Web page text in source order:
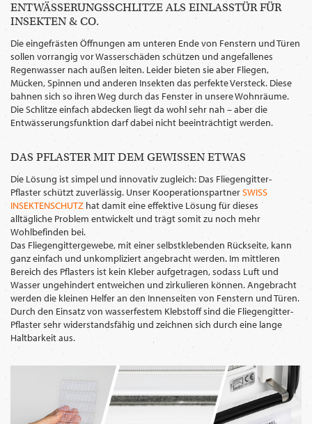
ENTWÄSSERUNGSSCHLITZE ALS EINLASSTÜR FÜR
INSEKTEN & CO.
Die eingefrästen Öffnungen am unteren Ende von Fenstern und Türen
sollen vorrangig vor Wasserschäden schützen und angefallenes
Regenwasser nach außen leiten. Leider bieten sie aber Fliegen,
Mücken, Spinnen und anderen Insekten das perfekte Versteck. Diese
bahnen sich so ihren Weg durch das Fenster in unsere Wohnräume.
Die Schlitze einfach abdecken liegt da wohl sehr nah – aber die
Entwässerungsfunktion darf dabei nicht beeinträchtigt werden.
DAS PFLASTER MIT DEM GEWISSEN ETWAS
Die Lösung ist simpel und innovativ zugleich: Das Fliegengitter-
Pflaster schützt zuverlässig. Unser KooperationspartnerSWISS
INSEKTENSCHUTZ hat damit eine effektive Lösung für dieses
alltägliche Problem entwickelt und trägt somit zu noch mehr
Wohlbefinden bei.
Das Fliegengittergewebe, mit einer selbstklebenden Rückseite, kann
ganz einfach und unkompliziert angebracht werden. Im mittleren
Bereich des Pflasters ist kein Kleber aufgetragen, sodass Luft und
Wasser ungehindert entweichen und zirkulieren können. Angebracht
werden die kleinen Helfer an den Innenseiten von Fenstern und Türen.
Durch den Einsatz von wasserfestem Klebstoff sind die Fliegengitter-
Pflaster sehr widerstandsfähig und zeichnen sich durch eine lange
Haltbarkeit aus.